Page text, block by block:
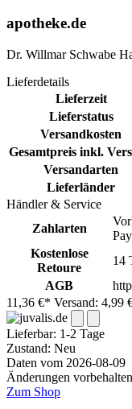
apotheke.de
Dr. Willmar Schwabe
Lieferdetails
Lieferzeit
Lieferstatus
Versandkosten
Gesamtpreis inkl.
Versandarten
Lieferländer
Händler & Service
Zahlarten
Kostenlose
Retoure
14
AGB
11,36 €* Versand: 4,99
Lieferbar: 1-2 Tage
Zustand: Neu
Daten vom 2026-08-09
Änderungen vorbehalten
Zum Shop